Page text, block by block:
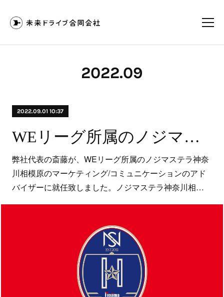
2022.09
2022.09.01 10:37
WEリーグ所属のノジマステラ神奈川相模原のマーケティング/コミュニケーションのアドバイザーに弊社代表が就任
弊社代表の斎藤が、WEリーグ所属のノジマステラ神奈
川相模原のマーケティング/コミュニケーションのアド
バイザーに就任致しました。ノジマステラ神奈川相…